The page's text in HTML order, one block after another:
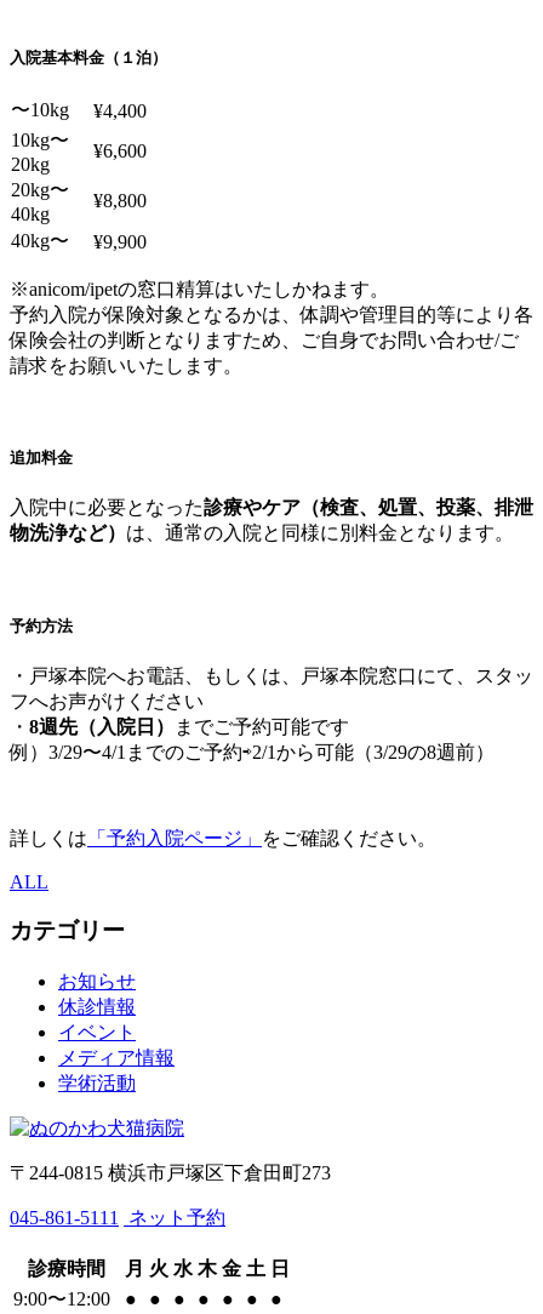
入院基本料金（１泊）
〜10kg
¥4,400
10kg〜
20kg
¥6,600
20kg〜
40kg
¥8,800
40kg〜
¥9,900
※anicom/ipetの窓口精算はいたしかねます。
予約入院が保険対象となるかは、体調や管理目的等により各
保険会社の判断となりますため、ご自身でお問い合わせ/ご
請求をお願いいたします。
追加料金
入院中に必要となった診療やケア（検査、処置、投薬、排泄
物洗浄など） は、通常の入院と同様に別料金となります。
予約方法
・戸塚本院へお電話、もしくは、戸塚本院窓口にて、スタッ
フへお声がけください
・ 8週先（入院日）
までご予約可能です
例）3/29〜4/1までのご予約⇨2/1から可能（3/29の8週前）
詳しくは 「予約入院ページ」 をご確認ください。
ALL
カテゴリー
お知らせ
休診情報
イベント
メディア情報
学術活動
〒244-0815 横浜市戸塚区下倉田町273
045-861-5111 ネット予約
診療時間 月 火 水 木 金 土 日
9:00〜12:00
● ● ● ● ● ●
●